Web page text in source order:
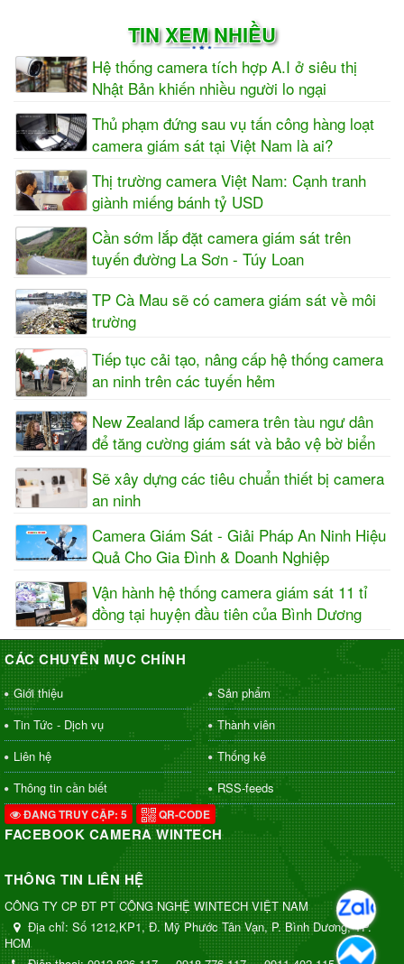
TIN XEM NHIỀU
Hệ thống camera tích hợp A.I ở siêu thị
Nhật Bản khiến nhiều người lo ngại
Thủ phạm đứng sau vụ tấn công hàng loạt
camera giám sát tại Việt Nam là ai?
Thị trường camera Việt Nam: Cạnh tranh
giành miếng bánh tỷ USD
Cần sớm lắp đặt camera giám sát trên
tuyến đường La Sơn - Túy Loan
TP Cà Mau sẽ có camera giám sát về môi
trường
Tiếp tục cải tạo, nâng cấp hệ thống camera
an ninh trên các tuyến hẻm
New Zealand lắp camera trên tàu ngư dân
để tăng cường giám sát và bảo vệ bờ biển
Sẽ xây dựng các tiêu chuẩn thiết bị camera
an ninh
Camera Giám Sát - Giải Pháp An Ninh Hiệu
Quả Cho Gia Đình & Doanh Nghiệp
Vận hành hệ thống camera giám sát 11 tỉ
đồng tại huyện đầu tiên của Bình Dương
CÁC CHUYÊN MỤC CHÍNH
Giới thiệu
Sản phẩm
Tin Tức - Dịch vụ
Thành viên
Liên hệ
Thống kê
Thông tin cần biết
RSS-feeds
ĐANG TRUY CẬP: 5 QR-CODE
FACEBOOK CAMERA WINTECH
THÔNG TIN LIÊN HỆ
CÔNG TY CP ĐT PT CÔNG NGHỆ WINTECH VIỆT NAM
Địa chỉ: Số 1212,KP1, Đ. Mỹ Phước Tân Vạn, P. Bình Dương, TP.
HCM